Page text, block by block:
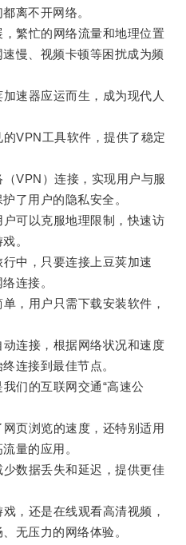
离不开网络。
繁忙的网络流量和地理位置
慢、视频卡顿等困扰成为频
器应运而生，成为现代人
VPN工具软件，提供了稳定
VPN）连接，实现用户与服
了用户的隐私安全。
可以克服地理限制，快速访
。
中，只要连接上豆荚加速
连接。
用户只需下载安装软件，
连接，根据网络状况和速度
连接到最佳节点。
们的互联网交通“高速公
页浏览的速度，还特别适用
量的应用。
数据丢失和延迟，提供更佳
还是在线观看高清视频，
无压力的网络体验。